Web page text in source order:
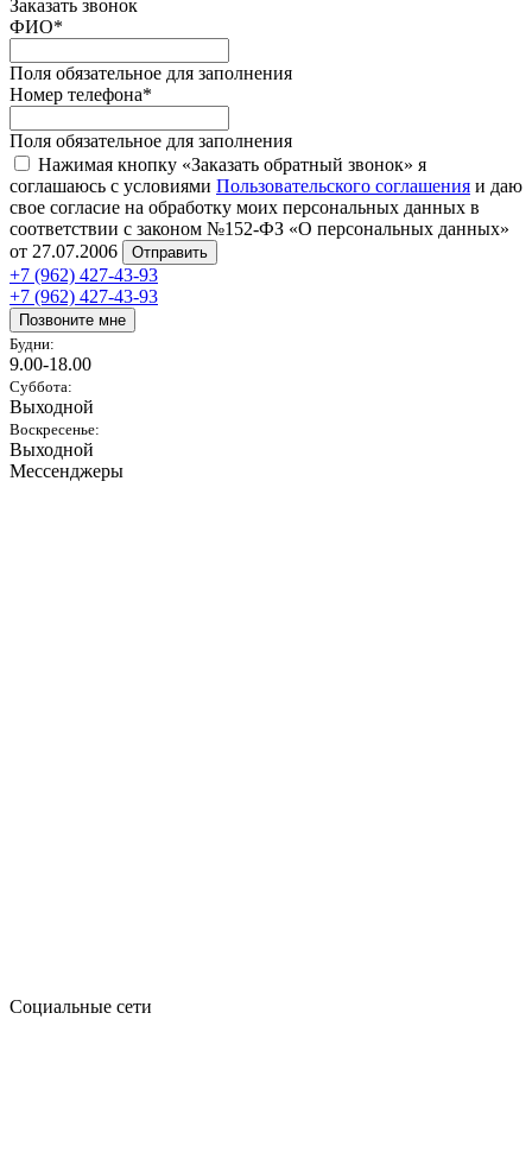
Заказать звонок
ФИО*
Поля обязательное для заполнения
Номер телефона*
Поля обязательное для заполнения
Нажимая кнопку «Заказать обратный звонок» я
соглашаюсь с условиями Пользовательского соглашения и даю
свое согласие на обработку моих персональных данных в
соответствии с законом №152-ФЗ «О персональных данных»
от 27.07.2006
Отправить
+7 (962) 427-43-93
+7 (962) 427-43-93
Позвоните мне
Будни:
9.00-18.00
Суббота:
Выходной
Воскресенье:
Выходной
Мессенджеры
Социальные сети